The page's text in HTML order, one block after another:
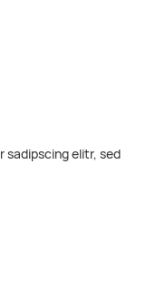
sadipscing elitr, sed